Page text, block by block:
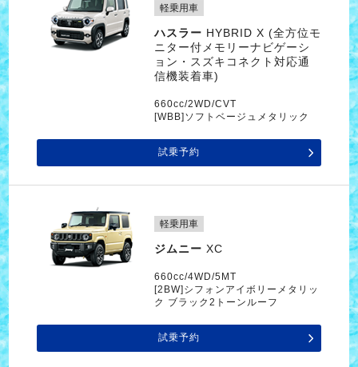
軽乗用車
ハスラー HYBRID X (全方位モ
ニター付メモリーナビゲーシ
ョン・スズキコネクト対応通
信機装着車)
660cc/2WD/CVT
[WBB]ソフトベージュメタリック
試乗予約
軽乗用車
ジムニー XC
660cc/4WD/5MT
[2BW]シフォンアイボリーメタリッ
ク ブラック2トーンルーフ
試乗予約